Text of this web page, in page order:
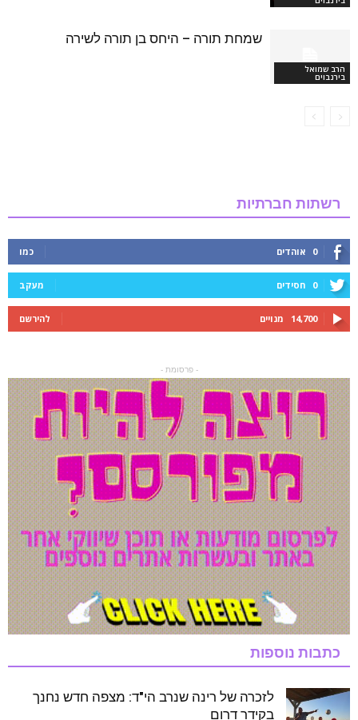
הרב שמואל
בירנבוים
שמחת תורה – היחס בן תורה לשירה
רשתות חברתיות
0 אוהדים כמו
0 חסידים מעקב
14,700 מנויים להירשם
- פרסומת -
כתבות נוספות
לזכרה של רינה שנרב הי"ד: מצפה חדש נחנך
בקידר דרום